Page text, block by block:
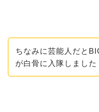
ちなみに芸能人だと
が白骨に入隊しました